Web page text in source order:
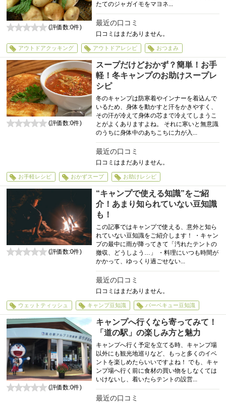
たてのジャガイモをマヨネ...
最近の口コミ
口コミはまだありません。
(評価数:0件)
アウトドアクッキング アウトドアレシピ おつまみ
スープだけどおかず？簡単！お手
軽！冬キャンプのお助けスープレ
シピ
冬のキャンプは防寒着やインナーを着込んで
いるため、身体を動かすと汗をかきやすく、
その汗が冷えて身体の芯まで冷えてしまうこ
とがよくありますよね。 それに寒いと無意識
のうちに身体中のあちこちに力が入...
最近の口コミ
口コミはまだありません。
(評価数:0件)
お手軽レシピ おかずスープ お助けレシピ
“キャンプで使える知識”をご紹
介！あまり知られていない豆知識
も！
この記事ではキャンプで使える、意外と知ら
れていない豆知識をご紹介します！ ・キャン
プの最中に雨が降ってきて「汚れたテントの
撤収、どうしよう…」 ・料理にいつも時間が
かかって、ゆっくり過ごせない...
最近の口コミ
口コミはまだありません。
(評価数:0件)
ウェットティッシュ キャンプ豆知識 バーベキュー豆知識
キャンプへ行くなら寄ってみて！
「道の駅」の楽しみ方と魅力
キャンプへ行く予定を立てる時、キャンプ場
以外にも観光地巡りなど、もっと多くのイベ
ントを楽しめたらいいですよね！ でも、キャ
ンプ場へ行く前に食材の買い物をしなくては
いけないし、着いたらテントの設営...
最近の口コミ
(評価数:0件)